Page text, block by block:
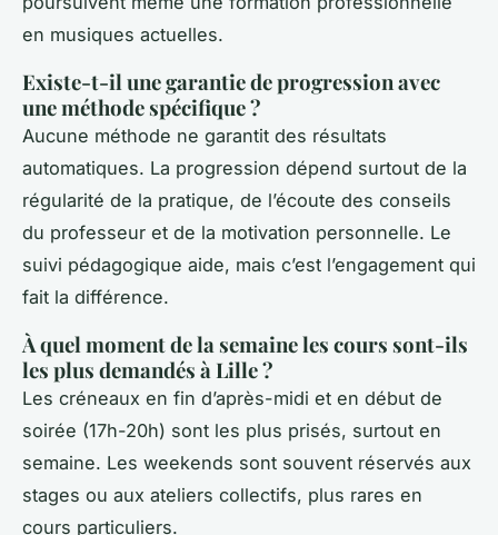
en musiques actuelles.
Existe-t-il une garantie de progression avec
une méthode spécifique ?
Aucune méthode ne garantit des résultats
automatiques. La progression dépend surtout de la
régularité de la pratique, de l’écoute des conseils
du professeur et de la motivation personnelle. Le
suivi pédagogique aide, mais c’est l’engagement qui
fait la différence.
À quel moment de la semaine les cours sont-ils
les plus demandés à Lille ?
Les créneaux en fin d’après-midi et en début de
soirée (17h-20h) sont les plus prisés, surtout en
semaine. Les weekends sont souvent réservés aux
stages ou aux ateliers collectifs, plus rares en
cours particuliers.